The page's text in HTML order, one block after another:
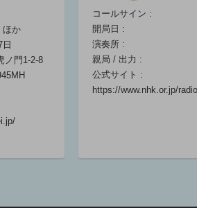
ほか
ノ門1-2-8
コールサイン :
開局日 :
演奏所 :
親局 / 出力 :
公式サイト :
https://www.nhk.or.jp/